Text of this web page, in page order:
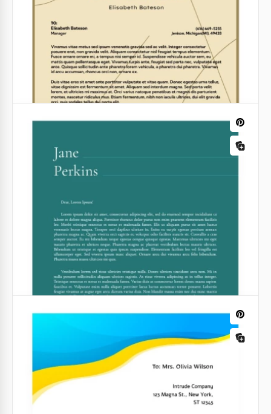
Semplice Intestazione di Lettera
Personale Grigia
Vuoi creare un design unico e duraturo per la
corrispondenza aziendale o personale con i clienti?
Suggeriamo di non perdere tempo su questo, ma di
Google Docs
Vuoi comunicare con clienti, dipendenti o investitori
utilizzando un layout unico che enfatizzi lo stile
della tua azienda o attività commerciale?
Google Docs